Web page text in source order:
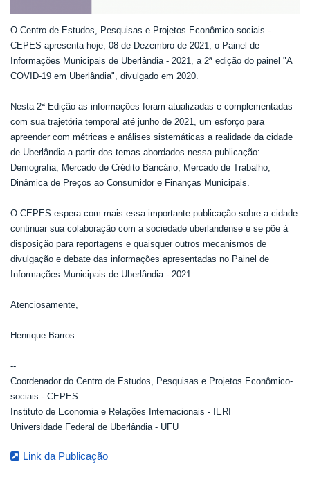
O Centro de Estudos, Pesquisas e Projetos Econômico-sociais -
CEPES apresenta hoje, 08 de Dezembro de 2021, o Painel de
Informações Municipais de Uberlândia - 2021, a 2ª edição do painel "A
COVID-19 em Uberlândia", divulgado em 2020.
Nesta 2ª Edição as informações foram atualizadas e complementadas
com sua trajetória temporal até junho de 2021, um esforço para
apreender com métricas e análises sistemáticas a realidade da cidade
de Uberlândia a partir dos temas abordados nessa publicação:
Demografia, Mercado de Crédito Bancário, Mercado de Trabalho,
Dinâmica de Preços ao Consumidor e Finanças Municipais.
O CEPES espera com mais essa importante publicação sobre a cidade
continuar sua colaboração com a sociedade uberlandense e se põe à
disposição para reportagens e quaisquer outros mecanismos de
divulgação e debate das informações apresentadas no Painel de
Informações Municipais de Uberlândia - 2021.
Atenciosamente,
Henrique Barros.
--
Coordenador do Centro de Estudos, Pesquisas e Projetos Econômico-
sociais - CEPES
Instituto de Economia e Relações Internacionais - IERI
Universidade Federal de Uberlândia - UFU
Link da Publicação